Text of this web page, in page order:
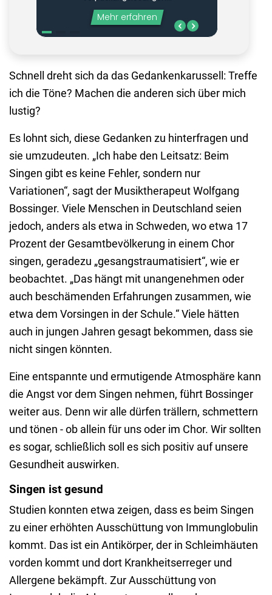
Schnell dreht sich da das Gedankenkarussell: Treffe
ich die Töne? Machen die anderen sich über mich
lustig?
Es lohnt sich, diese Gedanken zu hinterfragen und
sie umzudeuten. „Ich habe den Leitsatz: Beim
Singen gibt es keine Fehler, sondern nur
Variationen“, sagt der Musiktherapeut Wolfgang
Bossinger. Viele Menschen in Deutschland seien
jedoch, anders als etwa in Schweden, wo etwa 17
Prozent der Gesamtbevölkerung in einem Chor
singen, geradezu „gesangstraumatisiert“, wie er
beobachtet. „Das hängt mit unangenehmen oder
auch beschämenden Erfahrungen zusammen, wie
etwa dem Vorsingen in der Schule.“ Viele hätten
auch in jungen Jahren gesagt bekommen, dass sie
nicht singen könnten.
Eine entspannte und ermutigende Atmosphäre kann
die Angst vor dem Singen nehmen, führt Bossinger
weiter aus. Denn wir alle dürfen trällern, schmettern
und tönen - ob allein für uns oder im Chor. Wir sollten
es sogar, schließlich soll es sich positiv auf unsere
Gesundheit auswirken.
Singen ist gesund
Studien konnten etwa zeigen, dass es beim Singen
zu einer erhöhten Ausschüttung von Immunglobulin
kommt. Das ist ein Antikörper, der in Schleimhäuten
vorden kommt und dort Krankheitserreger und
Allergene bekämpft. Zur Ausschüttung von